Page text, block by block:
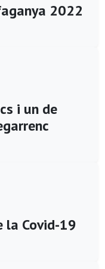
2022
i un de
la Covid-19